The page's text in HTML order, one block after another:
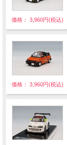
価格： 3,960円(税込)
価格： 3,960円(税込)